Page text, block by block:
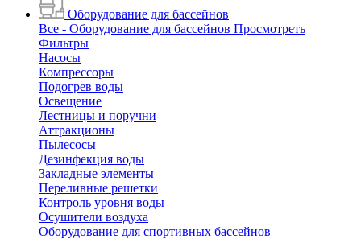
Оборудование для бассейнов
Все - Оборудование для бассейнов Просмотреть
Фильтры
Насосы
Компрессоры
Подогрев воды
Освещение
Лестницы и поручни
Аттракционы
Пылесосы
Дезинфекция воды
Закладные элементы
Переливные решетки
Контроль уровня воды
Осушители воздуха
Оборудование для спортивных бассейнов